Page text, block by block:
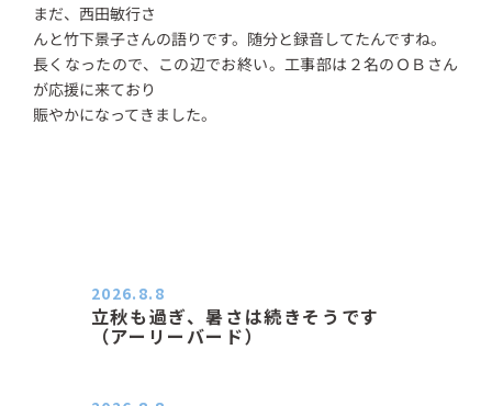
まだ、西田敏行さ
んと竹下景子さんの語りです。随分と録音してたんですね。
長くなったので、この辺でお終い。工事部は２名のＯＢさん
が応援に来ており
賑やかになってきました。
立秋も過ぎ、暑さは続きそうです
（アーリーバード）
2026.8.8